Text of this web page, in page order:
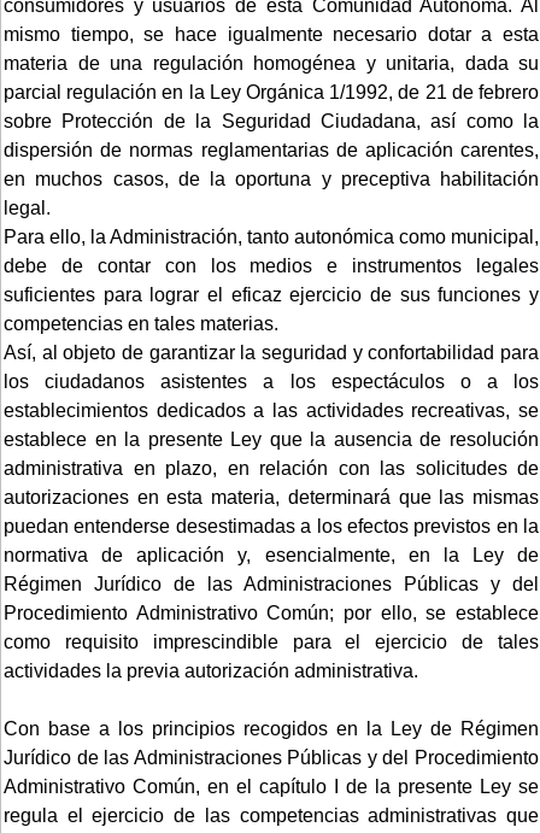
consumidores y usuarios de esta Comunidad Autónoma. Al
mismo tiempo, se hace igualmente necesario dotar a esta
materia de una regulación homogénea y unitaria, dada su
parcial regulación en la Ley Orgánica 1/1992, de 21 de febrero
sobre Protección de la Seguridad Ciudadana, así como la
dispersión de normas reglamentarias de aplicación carentes,
en muchos casos, de la oportuna y preceptiva habilitación
legal.
Para ello, la Administración, tanto autonómica como municipal,
debe de contar con los medios e instrumentos legales
suficientes para lograr el eficaz ejercicio de sus funciones y
competencias en tales materias.
Así, al objeto de garantizar la seguridad y confortabilidad para
los ciudadanos asistentes a los espectáculos o a los
establecimientos dedicados a las actividades recreativas, se
establece en la presente Ley que la ausencia de resolución
administrativa en plazo, en relación con las solicitudes de
autorizaciones en esta materia, determinará que las mismas
puedan entenderse desestimadas a los efectos previstos en la
normativa de aplicación y, esencialmente, en la Ley de
Régimen Jurídico de las Administraciones Públicas y del
Procedimiento Administrativo Común; por ello, se establece
como requisito imprescindible para el ejercicio de tales
actividades la previa autorización administrativa.
Con base a los principios recogidos en la Ley de Régimen
Jurídico de las Administraciones Públicas y del Procedimiento
Administrativo Común, en el capítulo I de la presente Ley se
regula el ejercicio de las competencias administrativas que